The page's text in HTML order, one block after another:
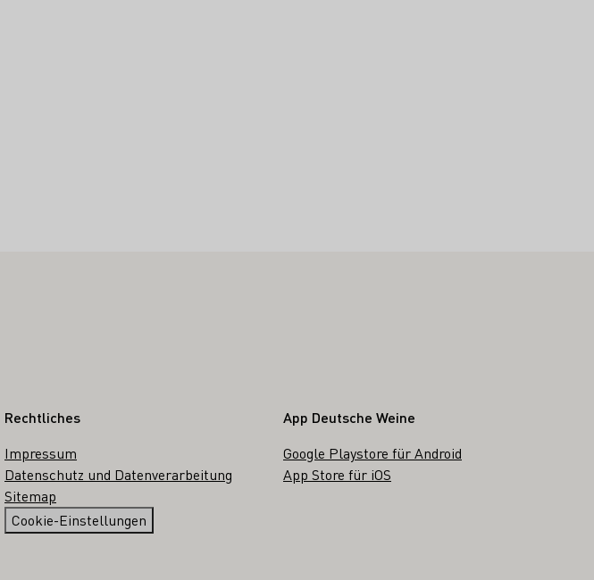
Rechtliches
Impressum
Datenschutz und Datenverarbeitung
Sitemap
Cookie-Einstellungen
App Deutsche Weine
Google Playstore für Android
App Store für iOS